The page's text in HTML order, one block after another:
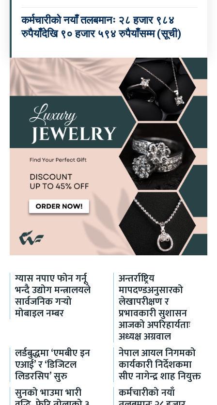
कर्मचारीको नयाँ तलबमानः २८ हजार ९८४
रुपैयाँदेखि ९० हजार ५९४ रुपैयाँसम्म (सूची)
ग्यास नपाए फोन गर्नू
भन्दै उद्योग मन्त्रालयले
सार्वजनिक गर्‍यो
मोबाइल नम्बर
अन्तर्राष्ट्रिय
मापदण्डअनुसारको
लेखापरीक्षण र
प्रभावकारी सुशासन
आजको अपरिहार्यताः
अध्यक्ष अग्रवाल
लर्डबुद्धमा ‘एमबीए इन
एआई’ र ‘डिजिटल
लिडरसिप’ सुरु
नेपाल आयल निगमको
कार्यकारी निर्देशकमा
सीए नागेन्द्र शाह नियुक्त
सुनको भाउमा भारी
कर्मचारीको नयाँ